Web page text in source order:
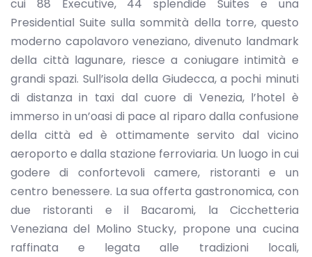
cui 88 Executive, 44 splendide Suites e una
Presidential Suite sulla sommità della torre, questo
moderno capolavoro veneziano, divenuto landmark
della città lagunare, riesce a coniugare intimità e
grandi spazi. Sull’isola della Giudecca, a pochi minuti
di distanza in taxi dal cuore di Venezia, l’hotel è
immerso in un’oasi di pace al riparo dalla confusione
della città ed è ottimamente servito dal vicino
aeroporto e dalla stazione ferroviaria. Un luogo in cui
godere di confortevoli camere, ristoranti e un
centro benessere. La sua offerta gastronomica, con
due ristoranti e il Bacaromi, la Cicchetteria
Veneziana del Molino Stucky, propone una cucina
raffinata e legata alle tradizioni locali,